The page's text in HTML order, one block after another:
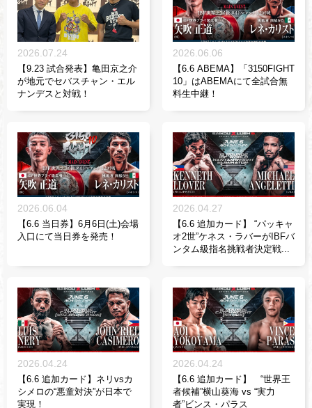
2026.07.24
【9.23 試合発表】亀田京之介
が地元でセバスチャン・エル
ナンデスと対戦！
2026.06.06
【6.6 ABEMA】「3150FIGHT
10」はABEMAにて全試合無
料生中継！
2026.06.04
【6.6 当日券】6月6日(土)会場
入口にて当日券を発売！
2026.04.27
【6.6 追加カード】 “パッキャ
オ2世”ケネス・ラバーがIBFバ
ンタム級指名挑戦者決定戦...
2026.04.24
【6.6 追加カード】ネリvsカ
シメロの“悪童対決”が日本で
実現！
2026.04.24
【6.6 追加カード】 “世界王
者候補”横山葵海 vs “実力
者”ビンス・パラス